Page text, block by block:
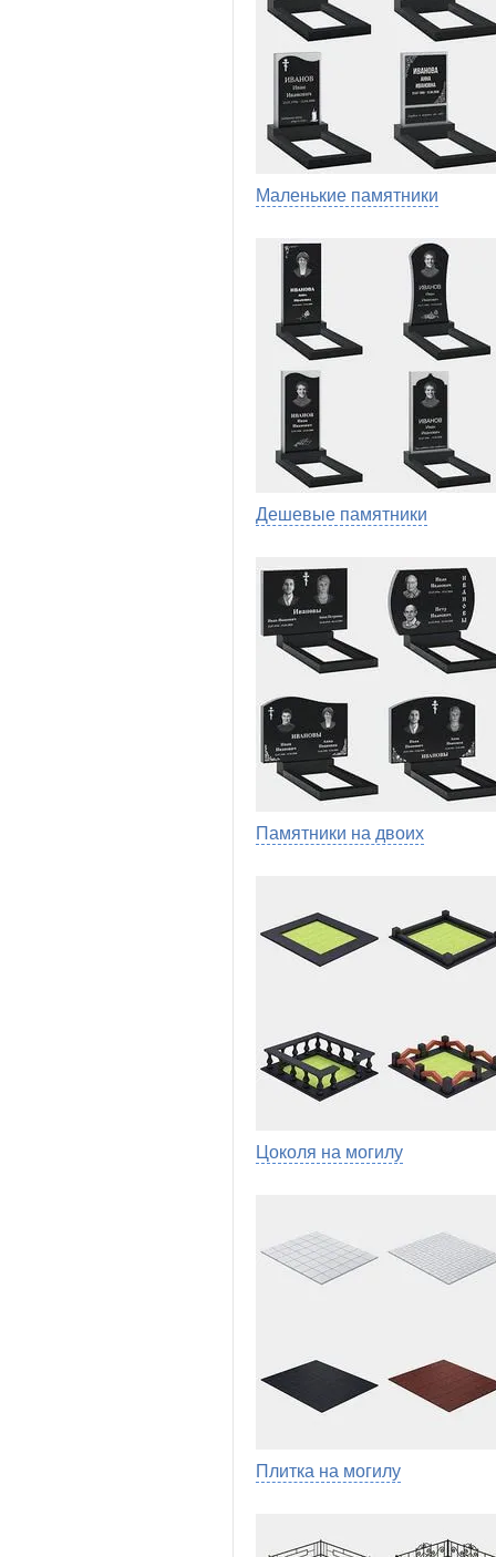
Маленькие памятники
Дешевые памятники
Памятники на двоих
Цоколя на могилу
Плитка на могилу